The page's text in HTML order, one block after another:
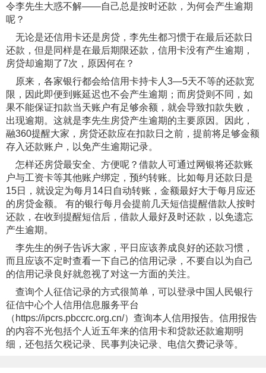
令李先生大惑不解——自己总是按时还款，为何会产生逾期
呢？
无论是还信用卡还是房贷，李先生都习惯于在最后还款日
还款，但是同样是在最后期限还款，信用卡没有产生逾期，
房贷却逾期了7次，原因何在？
原来，各家银行都会给信用卡持卡人3—5天不等的还款宽
限，因此即便到账延迟也不会产生逾期；而房贷则不同，如
果不能保证扣款当天账户有足够余额，就会导致扣款失败，
出现逾期。这就是李先生房贷产生逾期的主要原因。因此，
融360提醒大家，房贷还款应在扣款日之前，提前将足够金额
存入还款账户，以免产生逾期记录。
怎样还房贷最安全、方便呢？借款人可通过网银将还款账
户与工资卡等其他账户绑定，预约转账。比如每月还款日是
15日，就设定为每月14日自动转账，金额最好大于每月应还
的房贷金额。 有的银行每月会提前几天短信提醒借款人按时
还款，在收到提醒短信后，借款人最好及时还款，以免遗忘
产生逾期。
李先生的例子告诉大家，平日应该养成良好的还款习惯，
而且应该不定时查看一下自己的信用记录，不要自以为自己
的信用记录良好就忽视了对这一方面的关注。
查询个人征信记录的方式很简单，可以登录中国人民银行
征信中心个人信用信息服务平台
（https://ipcrs.pbccrc.org.cn/）查询本人信用报告。信用报告
的内容不光包括个人近五年来的信用卡和贷款还款逾期明
细，还包括欠税记录、民事判决记录、电信欠费记录等。